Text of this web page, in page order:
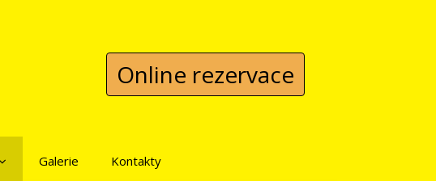
Online rezervace
Galerie Kontakty